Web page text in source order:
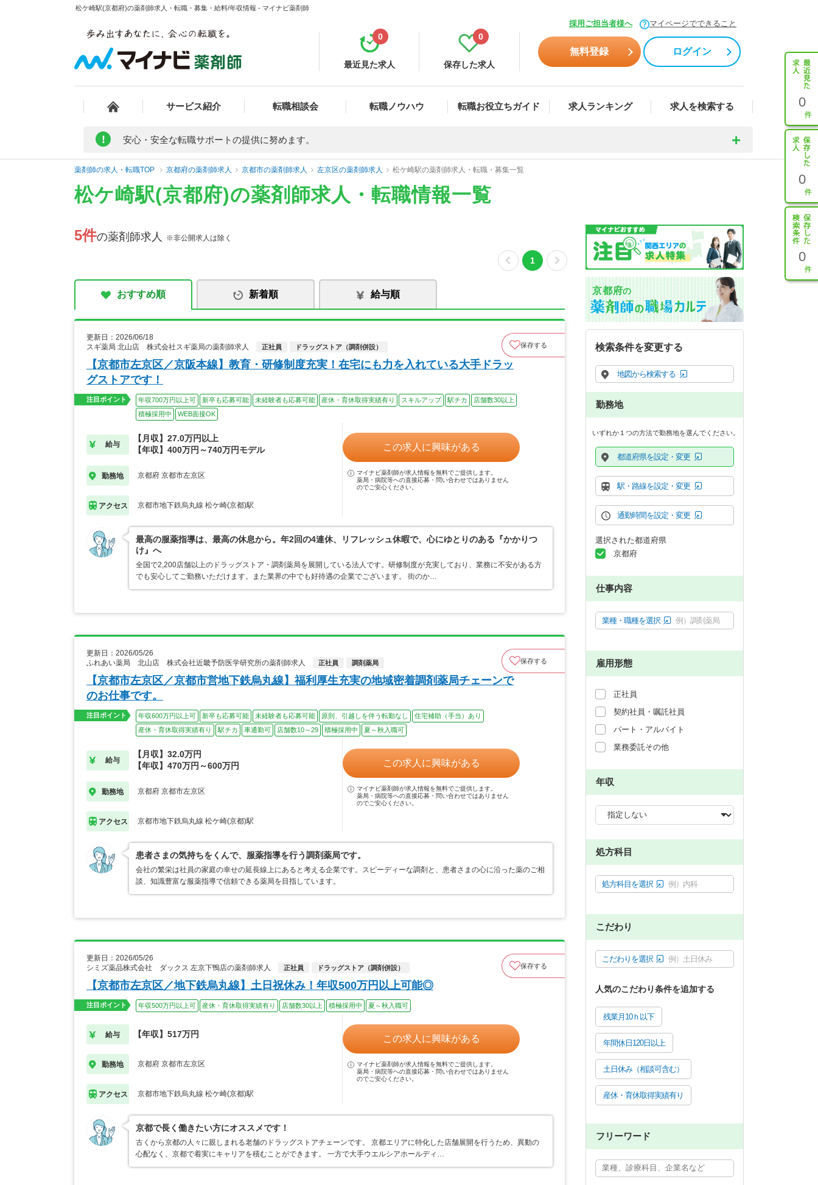
松ケ崎駅(京都府)の薬剤師求人・転職・募集・給料/年収情報 - マイナビ薬剤師
採用ご担当者様へ マイページでできること
最近見た求人
0
保存した求人
0
無料登録 ログイン
サービス紹介 転職相談会 転職ノウハウ 転職お役立ちガイド 求人ランキング 求人を検索する 0
0
0
! 安心・安全な転職サポートの提供に努めます。
薬剤師の求人・転職TOP 京都府の薬剤師求人 京都市の薬剤師求人 左京区の薬剤師求人 松ケ崎駅の薬剤師求人・転職・募集一覧
松ケ崎駅(京都府)の薬剤師求人・転職情報一覧
5件の薬剤師求人 ※非公開求人は除く
1
おすすめ順 新着順 給与順
更新日：2026/06/18
スギ薬局 北山店 株式会社スギ薬局の薬剤師求人
正社員 ドラッグストア（調剤併設） 保存する
【京都市左京区／京阪本線】教育・研修制度充実！在宅にも力を入れている大手ドラッ
グストアです！
注目ポイント 年収700万円以上可 新卒も応募可能 未経験者も応募可能 産休・育休取得実績有り スキルアップ 駅チカ
店舗数30以上
積極採用中
WEB面接OK
給与
【月収】27.0万円以上
【年収】400万円～740万円モデル
勤務地 京都府 京都市左京区
アクセス 京都市地下鉄烏丸線 松ケ崎(京都)駅
この求人に興味がある
マイナビ薬剤師が求人情報を無料でご提供します。
薬局・病院等への直接応募・問い合わせではありません
のでご安心ください。
最高の服薬指導は、最高の休息から。年2回の4連休、リフレッシュ休暇で、心にゆとりのある『かかりつ
け』へ
全国で2,200店舗以上のドラッグストア・調剤薬局を展開している法人です。研修制度が充実しており、業務に不安がある方
でも安心してご勤務いただけます。また業界の中でも好待遇の企業でございます。 街のか…
更新日：2026/05/26
ふれあい薬局 北山店 株式会社近畿予防医学研究所の薬剤師求人
正社員 調剤薬局 保存する
【京都市左京区／京都市営地下鉄烏丸線】福利厚生充実の地域密着調剤薬局チェーンで
のお仕事です。
注目ポイント 年収600万円以上可 新卒も応募可能 未経験者も応募可能 原則、引越しを伴う転勤なし
住宅補助（手当）あり
産休・育休取得実績有り
駅チカ 車通勤可 店舗数10～29 積極採用中 夏～秋入職可
給与
【月収】32.0万円
【年収】470万円～600万円
勤務地 京都府 京都市左京区
アクセス 京都市地下鉄烏丸線 松ケ崎(京都)駅
この求人に興味がある
マイナビ薬剤師が求人情報を無料でご提供します。
薬局・病院等への直接応募・問い合わせではありません
のでご安心ください。
患者さまの気持ちをくんで、服薬指導を行う調剤薬局です。
会社の繁栄は社員の家庭の幸せの延長線上にあると考える企業です。スピーディーな調剤と、患者さまの心に沿った薬のご相
談、知識豊富な服薬指導で信頼できる薬局を目指しています。
更新日：2026/05/26
シミズ薬品株式会社 ダックス 左京下鴨店の薬剤師求人
正社員 ドラッグストア（調剤併設） 保存する
【京都市左京区／地下鉄烏丸線】土日祝休み！年収500万円以上可能◎
注目ポイント 年収500万円以上可 産休・育休取得実績有り 店舗数30以上 積極採用中 夏～秋入職可
給与 【年収】517万円
勤務地 京都府 京都市左京区
アクセス 京都市地下鉄烏丸線 松ケ崎(京都)駅
この求人に興味がある
マイナビ薬剤師が求人情報を無料でご提供します。
薬局・病院等への直接応募・問い合わせではありません
のでご安心ください。
京都で長く働きたい方にオススメです！
古くから京都の人々に親しまれる老舗のドラッグストアチェーンです。 京都エリアに特化した店舗展開を行うため、異動の
心配なく、京都で着実にキャリアを積むことができます。 一方で大手ウエルシアホールディ…
京都府の
検索条件を変更する
地図から検索する
勤務地
いずれか１つの方法で勤務地を選んでください。
都道府県を設定・変更
駅・路線を設定・変更
通勤時間を設定・変更
選択された都道府県
京都府
仕事内容
業種・職種を選択 例）調剤薬局
雇用形態
正社員
契約社員・嘱託社員
パート・アルバイト
業務委託その他
年収
処方科目
処方科目を選択 例）内科
こだわり
こだわりを選択 例）土日休み
人気のこだわり条件を追加する
残業月10ｈ以下
年間休日120日以上
土日休み（相談可含む）
産休・育休取得実績有り
フリーワード